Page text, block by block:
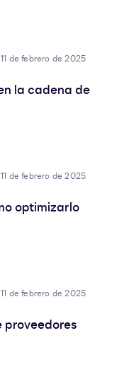
de febrero de 2025
la cadena de
de febrero de 2025
optimizarlo
de febrero de 2025
proveedores